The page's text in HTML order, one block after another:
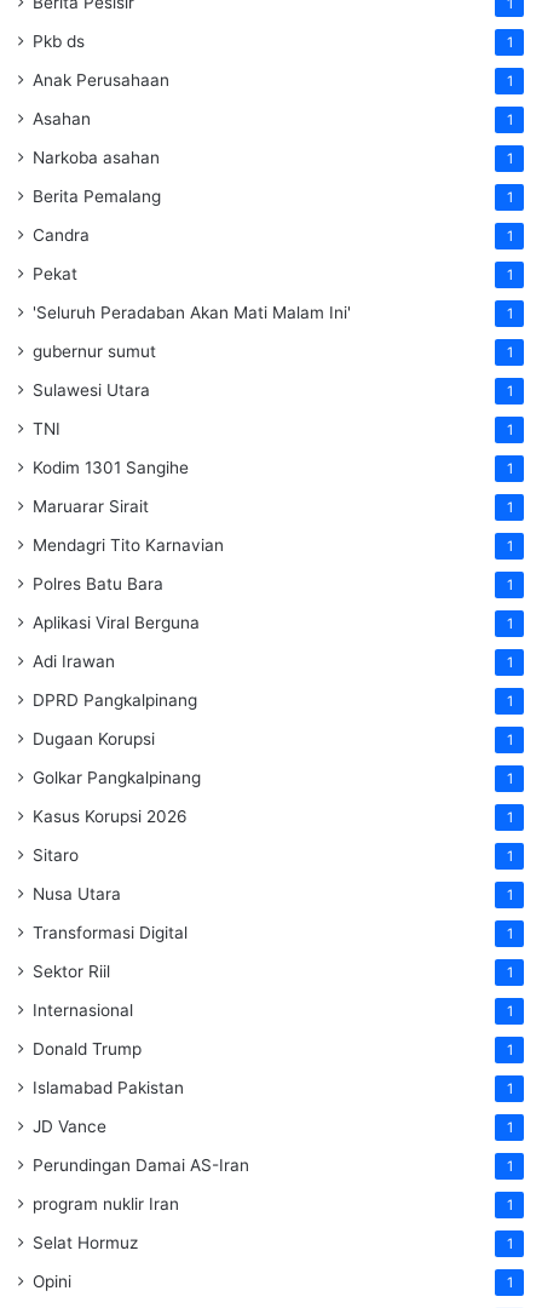
1
Pkb ds 1
Anak Perusahaan 1
Asahan 1
Narkoba asahan 1
Berita Pemalang 1
Candra 1
Pekat 1
'Seluruh Peradaban Akan Mati Malam Ini' 1
gubernur sumut 1
Sulawesi Utara 1
TNI 1
Kodim 1301 Sangihe 1
Maruarar Sirait 1
Mendagri Tito Karnavian 1
Polres Batu Bara 1
Aplikasi Viral Berguna 1
Adi Irawan 1
DPRD Pangkalpinang 1
Dugaan Korupsi 1
Golkar Pangkalpinang 1
Kasus Korupsi 2026 1
Sitaro 1
Nusa Utara 1
Transformasi Digital 1
Sektor Riil 1
Internasional 1
Donald Trump 1
Islamabad Pakistan 1
JD Vance 1
Perundingan Damai AS-Iran 1
program nuklir Iran 1
Selat Hormuz 1
Opini 1